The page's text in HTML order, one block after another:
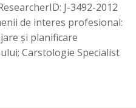
J-3492-2012
de interes profesional:
şi planificare
Carstologie Specialist